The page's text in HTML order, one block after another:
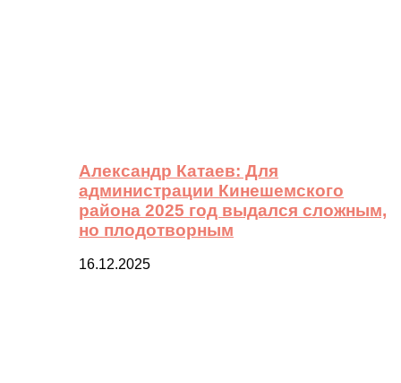
Александр Катаев: Для
администрации Кинешемского
района 2025 год выдался сложным,
но плодотворным
16.12.2025